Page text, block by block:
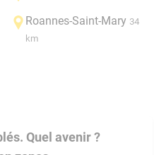
Roannes-Saint-Mary 34
km
Quel avenir ?